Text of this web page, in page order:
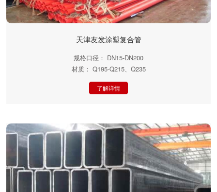
天津友发涂塑复合管
规格口径： DN15-DN200
材质： Q195-Q215、Q235
了解详情